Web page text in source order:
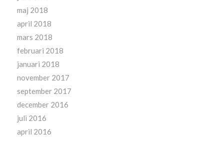
maj 2018
april 2018
mars 2018
februari 2018
januari 2018
november 2017
september 2017
december 2016
juli 2016
april 2016